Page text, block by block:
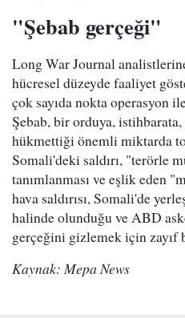
"Şebab gerçeği"
Long War Journal
hücresel düzeyde faaliyet
çok sayıda nokta operasyon
Şebab, bir orduya,
hükmettiği önemli miktarda
Somali'deki saldırı, "terörle
tanımlanması ve eşlik eden
hava saldırısı, Somali'de
halinde olunduğu ve ABD
gerçeğini gizlemek için zayıf
Kaynak: Mepa News